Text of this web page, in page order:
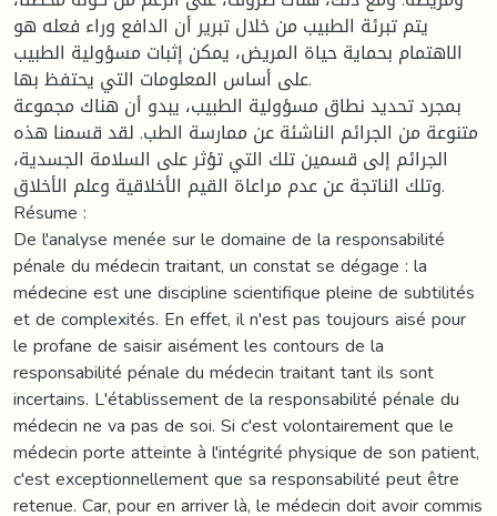
يتم تبرئة الطبيب من خلال تبرير أن الدافع وراء فعله هو
الاهتمام بحماية حياة المريض، يمكن إثبات مسؤولية الطبيب
على أساس المعلومات التي يحتفظ بها.
بمجرد تحديد نطاق مسؤولية الطبيب، يبدو أن هناك مجموعة
متنوعة من الجرائم الناشئة عن ممارسة الطب. لقد قسمنا هذه
الجرائم إلى قسمين تلك التي تؤثر على السلامة الجسدية،
وتلك الناتجة عن عدم مراعاة القيم الأخلاقية وعلم الأخلاق.
Résume :
De l'analyse menée sur le domaine de la responsabilité
pénale du médecin traitant, un constat se dégage : la
médecine est une discipline scientifique pleine de subtilités
et de complexités. En effet, il n'est pas toujours aisé pour
le profane de saisir aisément les contours de la
responsabilité pénale du médecin traitant tant ils sont
incertains. L'établissement de la responsabilité pénale du
médecin ne va pas de soi. Si c'est volontairement que le
médecin porte atteinte à l'intégrité physique de son patient,
c'est exceptionnellement que sa responsabilité peut être
retenue. Car, pour en arriver là, le médecin doit avoir commis